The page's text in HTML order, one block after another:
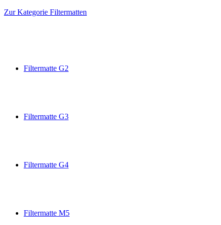
Zur Kategorie Filtermatten
Filtermatte G2
Filtermatte G3
Filtermatte G4
Filtermatte M5